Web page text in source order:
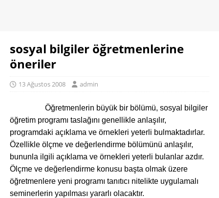
sosyal bilgiler öğretmenlerine
öneriler
13 Ağustos 2008 admin
Öğretmenlerin büyük bir bölümü, sosyal bilgiler
öğretim programı taslağını genellikle anlaşılır,
programdaki açıklama ve örnekleri yeterli bulmaktadırlar.
Özellikle ölçme ve değerlendirme bölümünü anlaşılır,
bununla ilgili açıklama ve örnekleri yeterli bulanlar azdır.
Ölçme ve değerlendirme konusu başta olmak üzere
öğretmenlere yeni programı tanıtıcı nitelikte uygulamalı
seminerlerin yapılması yararlı olacaktır.